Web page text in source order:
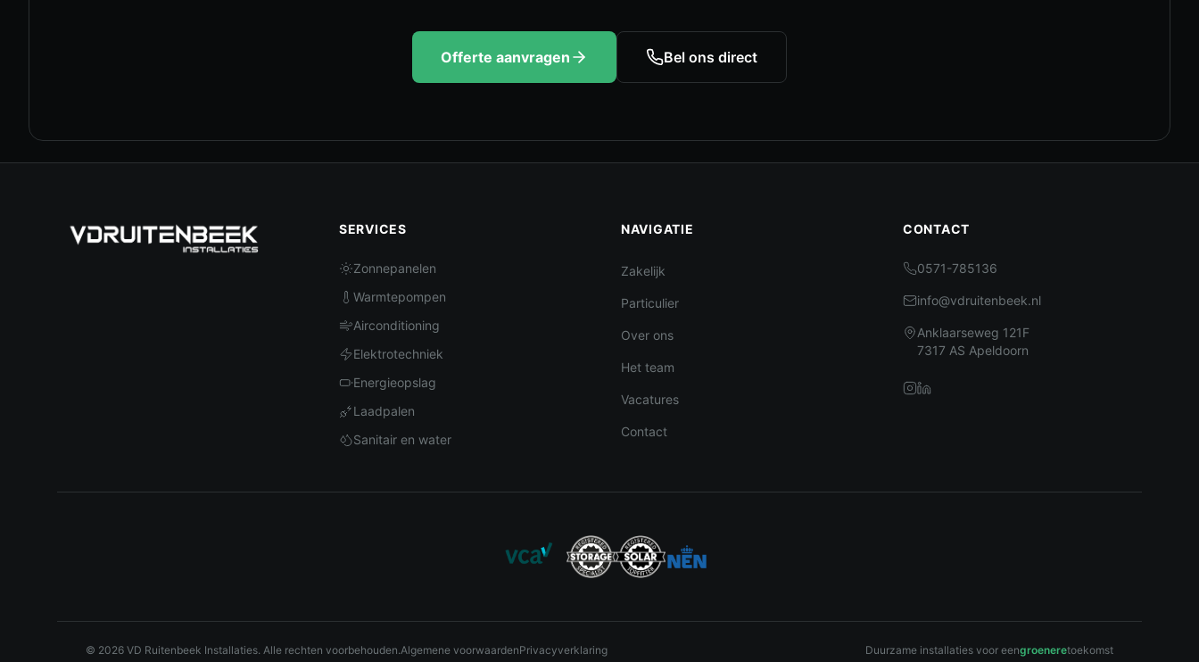
Offerte aanvragen Bel ons direct
SERVICES
Zonnepanelen
Warmtepompen
Airconditioning
Elektrotechniek
Energieopslag
Laadpalen
Sanitair en water
NAVIGATIE
Zakelijk
Particulier
Over ons
Het team
Vacatures
Contact
CONTACT
0571-785136
info@vdruitenbeek.nl
Anklaarseweg 121F
7317 AS Apeldoorn
© 2026 VD Ruitenbeek Installaties. Alle rechten voorbehouden.Algemene voorwaardenPrivacyverklaring Duurzame installaties voor eengroeneretoekomst